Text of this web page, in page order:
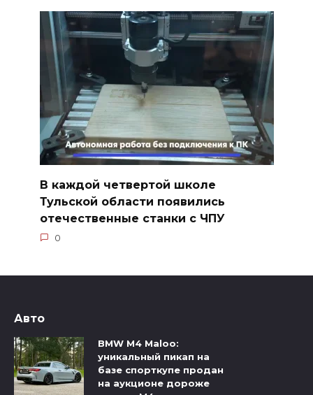
В каждой четвертой школе
Тульской области появились
отечественные станки с ЧПУ
0
Авто
BMW M4 Maloo:
уникальный пикап на
базе спорткупе продан
на аукционе дороже